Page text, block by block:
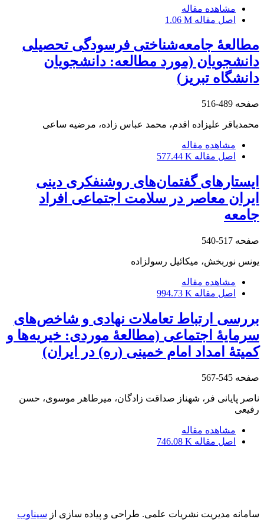
مشاهده مقاله
اصل مقاله 1.06 M
مطالعۀ جامعه‌شناختی فرسودگی تحصیلی
دانشجویان (مورد مطالعه: دانشجویان
دانشگاه تبریز)
صفحه 489-516
محمدباقر علیزاده اقدم، محمد عباس زاده، مرضیه ساعی
مشاهده مقاله
اصل مقاله 577.44 K
ایستارهای گفتمان‌های روشنفکری دینی
ایران معاصر در سلامت اجتماعی افراد
جامعه
صفحه 517-540
یونس نوربخش، میکائیل رسولزاده
مشاهده مقاله
اصل مقاله 994.73 K
بررسی ارتباط تعاملات نهادی و شاخص‌های
سرمایۀ اجتماعی (مطالعۀ موردی: خیریه‌ها و
کمیتۀ امداد امام خمینی (ره) در ایران)
صفحه 545-567
ناصر پایانی فر، شهناز صداقت زادگان، میرطاهر موسوی، حسن
رفیعی
مشاهده مقاله
اصل مقاله 746.08 K
سامانه مدیریت نشریات علمی. طراحی و پیاده سازی از سیناوب